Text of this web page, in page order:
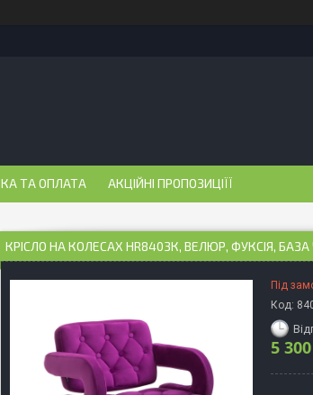
ТА ОПЛАТА АКЦІЙНІ ПРОПОЗИЦІЇЇ
КРІСЛО НА КОЛЕСАХ НR8403К, ВЕЛЮР, ФУКСІЯ,
Під
Код:
5